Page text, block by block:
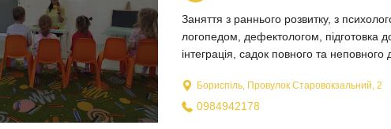
Заняття з раннього розвитку, з
логопедом, дефектологом, підготовка
інтеграція, садок повного та неповного
Бориспіль, Провулок Старовокзальний, 2
0984942178